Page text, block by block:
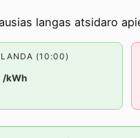
langas atsidaro
(10:00)
/kWh